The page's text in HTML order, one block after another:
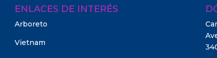
ENLACES DE INTERÉS
Arboreto
Vietnam